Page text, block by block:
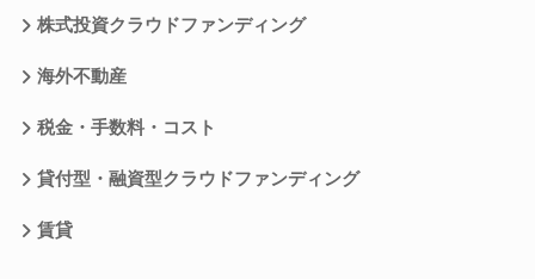
株式投資クラウドファンディング
海外不動産
税金・手数料・コスト
貸付型・融資型クラウドファンディング
賃貸